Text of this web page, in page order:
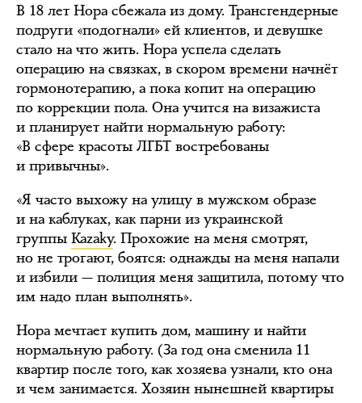
В 18 лет Нора сбежала из дому. Трансгендерные
подруги «подогнали» ей клиентов, и девушке
стало на что жить. Нора успела сделать
операцию на связках, в скором времени начнёт
гормонотерапию, а пока копит на операцию
по коррекции пола. Она учится на визажиста
и планирует найти нормальную работу:
«В сфере красоты ЛГБТ востребованы
и привычны».
«Я часто выхожу на улицу в мужском образе
и на каблуках, как парни из украинской
группы Kazaky. Прохожие на меня смотрят,
но не трогают, боятся: однажды на меня напали
и избили — полиция меня защитила, потому что
им надо план выполнять».
Нора мечтает купить дом, машину и найти
нормальную работу. (За год она сменила 11
квартир после того, как хозяева узнали, кто она
и чем занимается. Хозяин нынешней квартиры